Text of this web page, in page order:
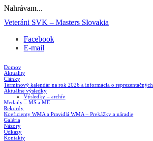
Nahrávam...
Prejsť
obsah
Veteráni SVK – Masters Slovakia
Facebook
E-mail
Domov
Aktuality
Články
Termínový kalendár na rok 2026 a informácia o reprezentačných
Aktuálne výsledky
Výsledky – archív
Medaily – MS a ME
Rekordy
Koeficienty WMA a Pravidlá WMA – Prekážky a náradie
Galéria
Názory
Odkazy
Kontakty